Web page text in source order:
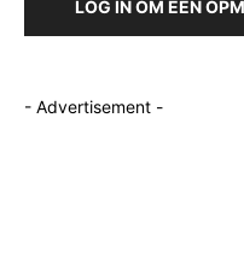
LOG IN OM EEN
- Advertisement -